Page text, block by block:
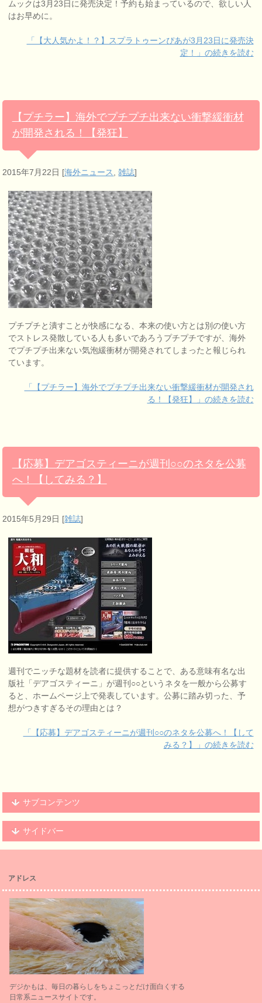
ムックは3月23日に発売決定！予約も始まっているので、欲しい人
はお早めに。
「【大人気かよ！？】スプラトゥーンぴあが3月23日に発売決
定！」の続きを読む
【プチラー】海外でプチプチ出来ない衝撃緩衝材
が開発される！【発狂】
2015年7月22日 [海外ニュース ,雑誌]
プチプチと潰すことが快感になる、本来の使い方とは別の使い方
でストレス発散している人も多いであろうプチプチですが、海外
でプチプチ出来ない気泡緩衝材が開発されてしまったと報じられ
ています。
「【プチラー】海外でプチプチ出来ない衝撃緩衝材が開発され
る！【発狂】」の続きを読む
【応募】デアゴスティーニが週刊○○のネタを公募
へ！【してみる？】
2015年5月29日 [雑誌]
週刊でニッチな題材を読者に提供することで、ある意味有名な出
版社「デアゴスティーニ」が週刊○○というネタを一般から公募す
ると、ホームページ上で発表しています。公募に踏み切った、予
想がつきすぎるその理由とは？
「【応募】デアゴスティーニが週刊○○のネタを公募へ！【して
みる？】」の続きを読む
サブコンテンツ
サイドバー
アドレス
デジかもは、毎日の暮らしをちょこっとだけ面白くする
日常系ニュースサイトです。